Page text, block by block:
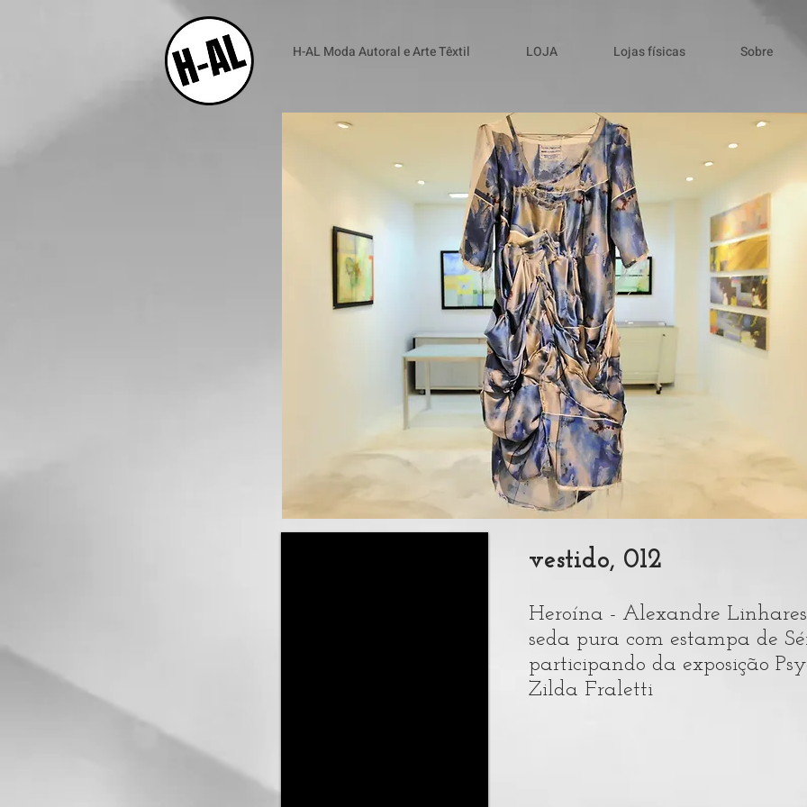
H-AL Moda Autoral e Arte Têxtil LOJA Lojas físicas Sobre
vestido, 012
Heroína - Alexandre Linhares
seda pura com estampa de
participando da exposição
Zilda Fraletti